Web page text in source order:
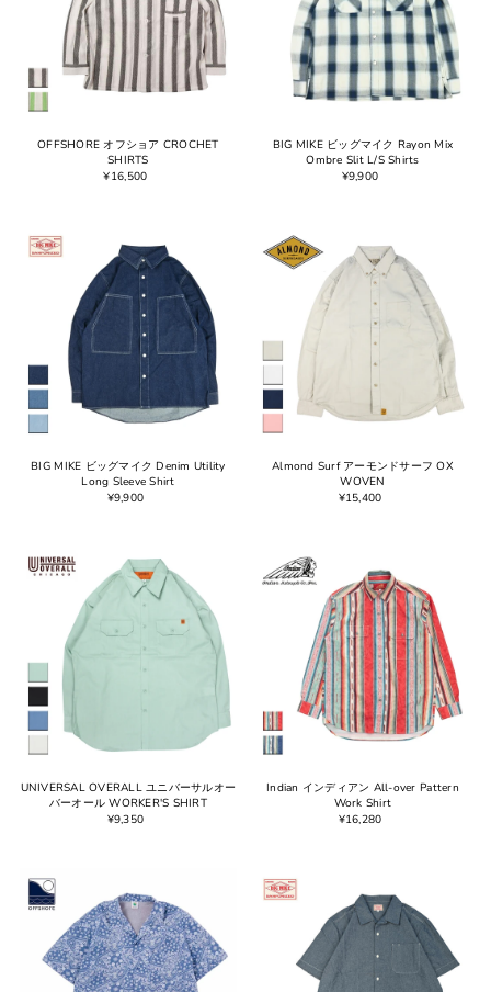
アルファベット順, A-Z
アルファベット順, Z-A
価格の安い順
価格の高い順
古い商品順
OFFSHORE オフショア CROCHET
SHIRTS
¥16,500
BIG MIKE ビッグマイク Rayon Mix
Ombre Slit L/S Shirts
¥9,900
BIG MIKE ビッグマイク Denim Utility
Long Sleeve Shirt
¥9,900
Almond Surf アーモンドサーフ OX
WOVEN
¥15,400
UNIVERSAL OVERALL ユニバーサルオー
バーオール WORKER'S SHIRT
¥9,350
Indian インディアン All-over Pattern
Work Shirt
¥16,280